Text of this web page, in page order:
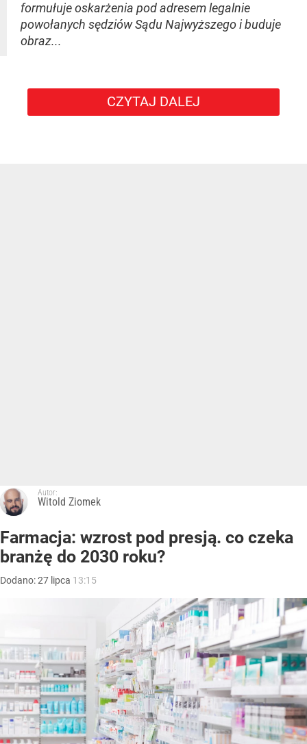
formułuje oskarżenia pod adresem legalnie
powołanych sędziów Sądu Najwyższego i buduje
obraz...
CZYTAJ DALEJ
Autor:
Witold Ziomek
Farmacja: wzrost pod presją. co czeka
branżę do 2030 roku?
Dodano:27 lipca 13:15